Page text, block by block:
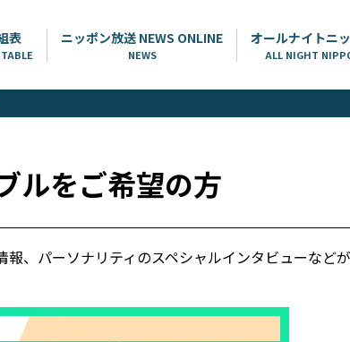
表 ニッポン放送 NEWS ONLINE
NEWS
オールナイトニ
ALL NIGHT
ルをご希望の方
、パーソナリティのスペシャルインタビューなど